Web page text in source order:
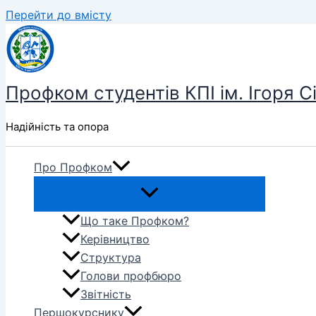
Перейти до вмісту
Профком студентів КПІ ім. Ігоря
Надійність та опора
Про Профком
Що таке Профком?
Керівництво
Структура
Голови профбюро
Звітність
Першокурснику